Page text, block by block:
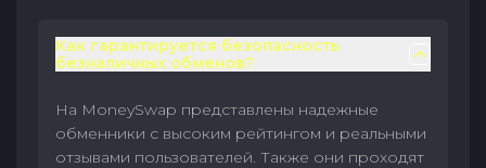
Как гарантируется безопасность
безналичных обменов?
На MoneySwap представлены надежные
обменники с высоким рейтингом и реальными
отзывами пользователей. Также они проходят